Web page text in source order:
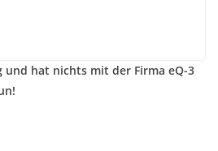
und hat nichts mit der Firma eQ-3